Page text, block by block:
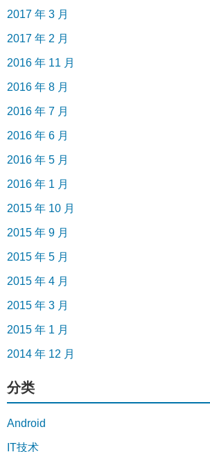
2017 年 3 月
2017 年 2 月
2016 年 11 月
2016 年 8 月
2016 年 7 月
2016 年 6 月
2016 年 5 月
2016 年 1 月
2015 年 10 月
2015 年 9 月
2015 年 5 月
2015 年 4 月
2015 年 3 月
2015 年 1 月
2014 年 12 月
分类
Android
IT技术